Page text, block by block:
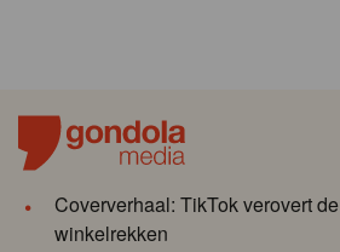
Coververhaal: TikTok verovert de
winkelrekken